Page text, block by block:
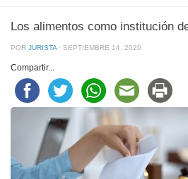
Los alimentos como institución
POR JURISTA · SEPTIEMBRE 14, 2020
Compartir...